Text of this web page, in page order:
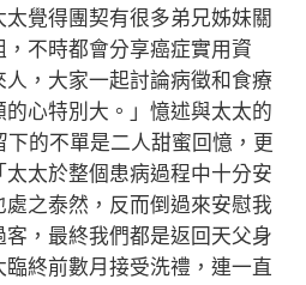
覺得團契有很多弟兄姊妹關
不時都會分享癌症實用資
，大家一起討論病徵和食療
心特別大。」憶述與太太的
的不單是二人甜蜜回憶，更
太於整個患病過程中十分安
之泰然，反而倒過來安慰我
，最終我們都是返回天父身
終前數月接受洗禮，連一直